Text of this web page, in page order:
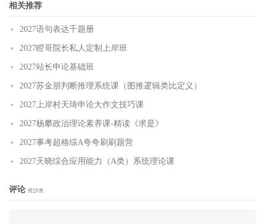
相关推荐
2027语句表达千题册
2027瞪哥院长私人定制上岸班
2027站长申论基础班
2027苏金朋判断推理系统课（图推逻辑类比定义）
2027上岸村天琦申论大作文技巧课
2027杨攀政治理论素养课-精读《求是》
2027事考超格综A夸夸刷刷题营
2027天晓综合应用能力（A类）系统理论课
评论 抢沙发